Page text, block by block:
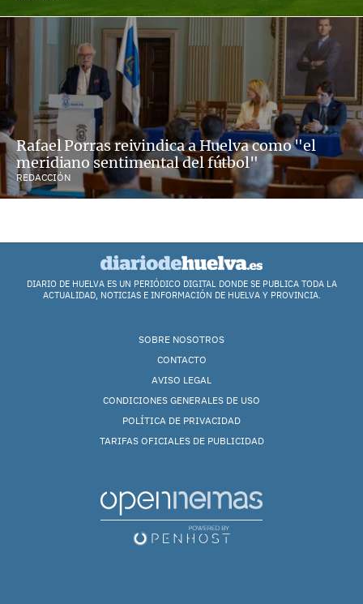
Rafael Porras reivindica a Huelva como "el
meridiano sentimental del fútbol"
REDACCIÓN
DIARIO DE HUELVA ES UN PERIÓDICO DIGITAL DONDE SE PUBLICA TODA LA
ACTUALIDAD, NOTICIAS E INFORMACIÓN DE HUELVA Y PROVINCIA.
SOBRE NOSOTROS
CONTACTO
AVISO LEGAL
CONDICIONES GENERALES DE USO
POLÍTICA DE PRIVACIDAD
TARIFAS OFICIALES DE PUBLICIDAD